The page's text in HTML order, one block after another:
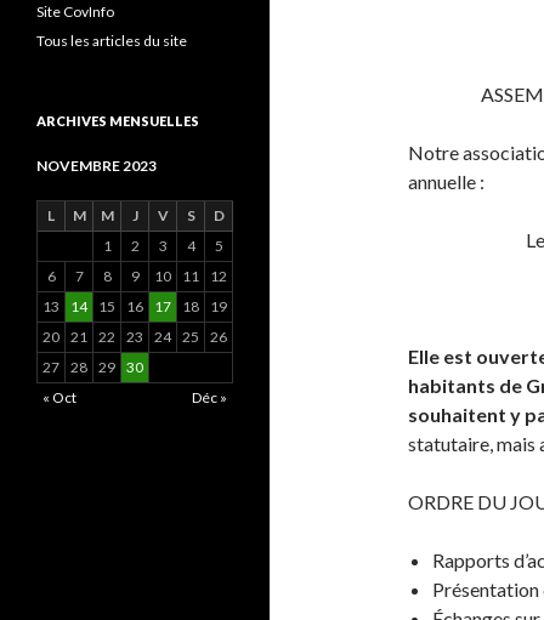
Notre
annuelle :
Elle est
habitants de
souhaitent y
statutaire, mais
ORDRE DU
Rapports
Site CovInfo
Tous les articles du site
ARCHIVES MENSUELLES
NOVEMBRE 2023
L M M J V S
D
1
2 3 4
5
6
7 8 9 10 11
12
13
14 15 16 17 18
19
20 21 22 23 24 25
26
27 28 29 30
« Oct
Déc »